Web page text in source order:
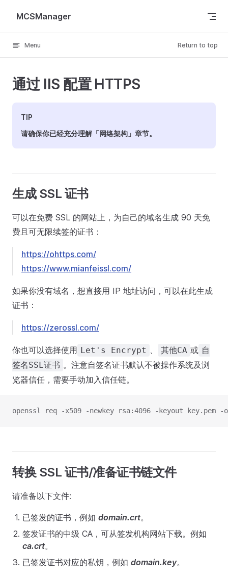
Skip to content
MCSManager
Menu Return to top
通过 IIS 配置 HTTPS
TIP
请确保你已经充分理解「网络架构」章节。
生成 SSL 证书
可以在免费 SSL 的网站上，为自己的域名生成 90 天免
费且可无限续签的证书：
https://ohttps.com/
https://www.mianfeissl.com/
如果你没有域名，想直接用 IP 地址访问，可以在此生成
证书：
https://zerossl.com/
你也可以选择使用 Let's Encrypt 、 其他CA 或 自
签名SSL证书 。注意自签名证书默认不被操作系统及浏
览器信任，需要手动加入信任链。
openssl req -x509 -newkey rsa:4096 -keyout key.pem -
转换 SSL 证书/准备证书链文件
请准备以下文件:
已签发的证书，例如 domain.crt。
签发证书的中级 CA，可从签发机构网站下载。例如
ca.crt。
已签发证书对应的私钥，例如 domain.key。